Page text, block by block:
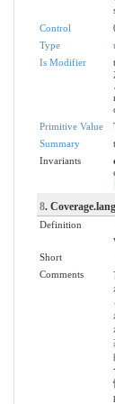
Control
Type
Is Modifier
Primitive Value
Summary
Invariants
8.
Definition
Short
Comments